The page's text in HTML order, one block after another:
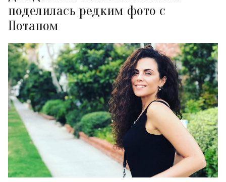
поделилась редким фото с
Потапом